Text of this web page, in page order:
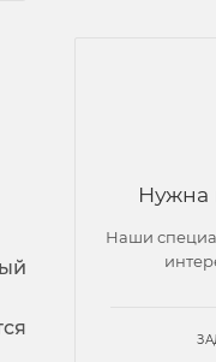
Нужна
Наши